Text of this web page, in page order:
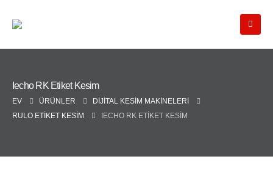
Iecho RK Etiket Kesim
EV ÜRÜNLER
DIJITAL KESIM MAKINELERI
RULO ETIKET KESIM
IECHO RK ETIKET KESIM